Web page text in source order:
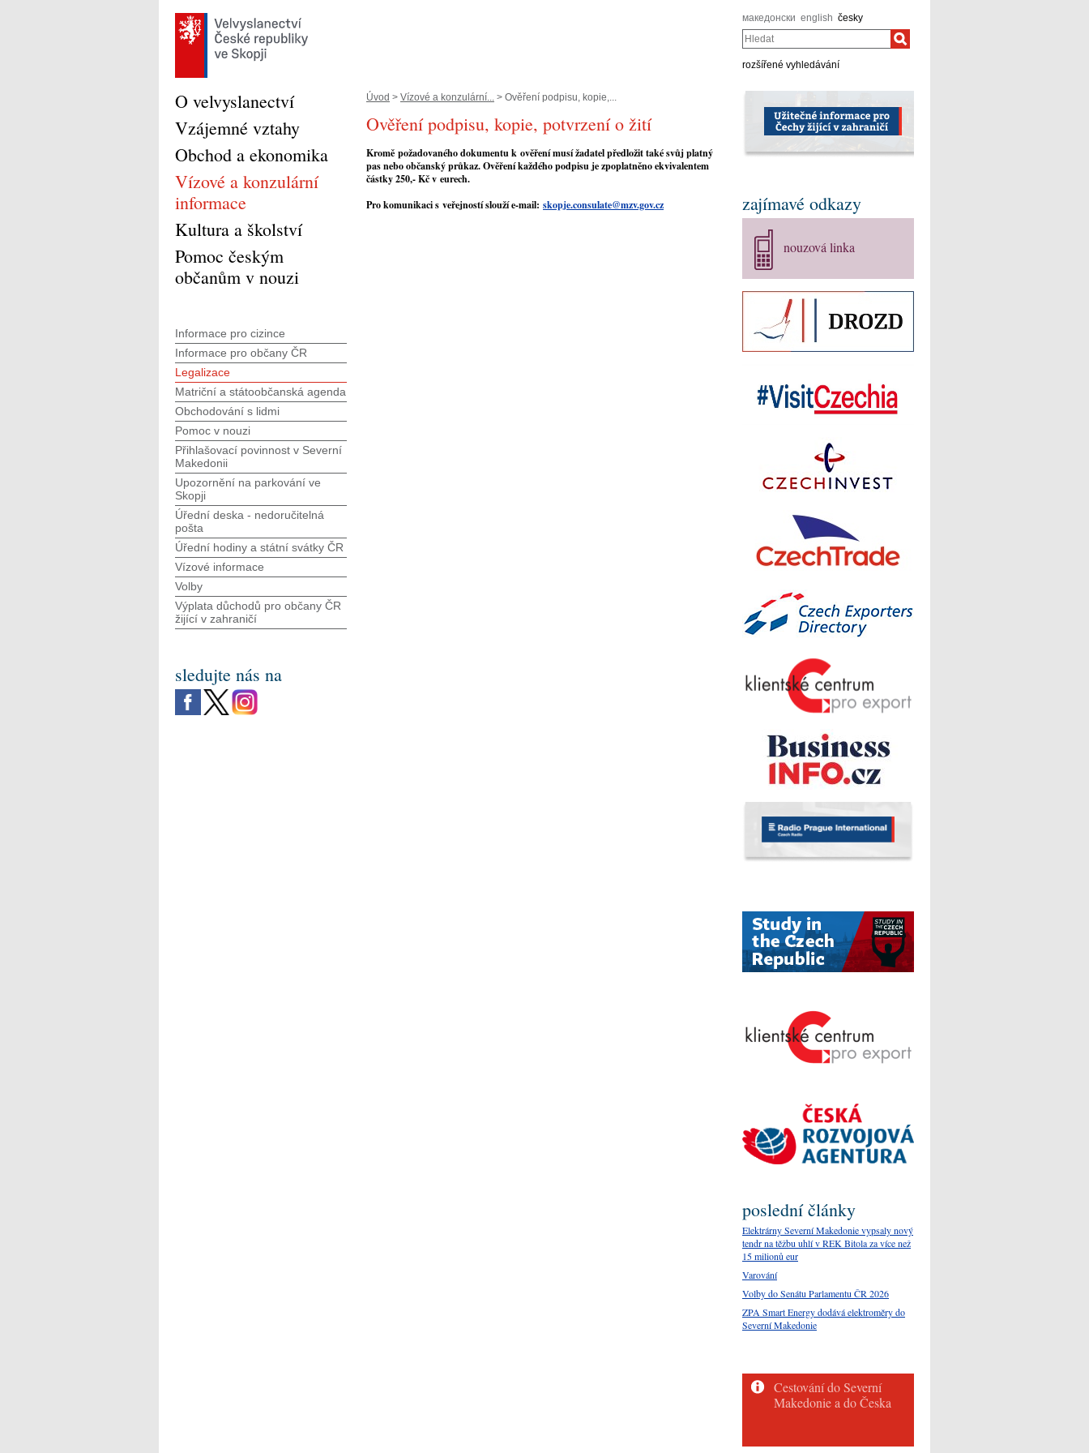
македонски english česky
Hledat
rozšířené vyhledávání
Úvod > Vízové a konzulární... > Ověření podpisu, kopie,...
Ověření podpisu, kopie, potvrzení o žití
Kromě požadovaného dokumentu k ověření musí žadatel předložit také svůj platný
pas nebo občanský průkaz. Ověření každého podpisu je zpoplatněno ekvivalentem
částky 250,- Kč v eurech.
Pro komunikaci s veřejností slouží e-mail: skopje.consulate@mzv.gov.cz
O velvyslanectví
Vzájemné vztahy
Obchod a ekonomika
Vízové a konzulární
informace
Kultura a školství
Pomoc českým
občanům v nouzi
Informace pro cizince
Informace pro občany ČR
Legalizace
Matriční a státoobčanská agenda
Obchodování s lidmi
Pomoc v nouzi
Přihlašovací povinnost v Severní
Makedonii
Upozornění na parkování ve
Skopji
Úřední deska - nedoručitelná
pošta
Úřední hodiny a státní svátky ČR
Vízové informace
Volby
Výplata důchodů pro občany ČR
žijící v zahraničí
sledujte nás na
zajímavé odkazy
nouzová linka
poslední články
Elektrárny Severní Makedonie vypsaly nový
tendr na těžbu uhlí v REK Bitola za více než
15 milionů eur
Varování
Volby do Senátu Parlamentu ČR 2026
ZPA Smart Energy dodává elektroměry do
Severní Makedonie